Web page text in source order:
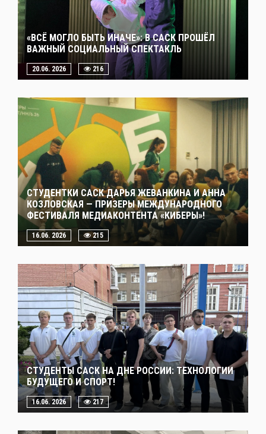
«ВСЁ МОГЛО БЫТЬ ИНАЧЕ»: В САСК ПРОШЁЛ
ВАЖНЫЙ СОЦИАЛЬНЫЙ СПЕКТАКЛЬ
20.06. 2026 216
СТУДЕНТКИ САСК ДАРЬЯ ЖЕВАНКИНА И АННА
КОЗЛОВСКАЯ — ПРИЗЕРЫ МЕЖДУНАРОДНОГО
ФЕСТИВАЛЯ МЕДИАКОНТЕНТА «КИБЕРЫ»!
16.06. 2026 215
СТУДЕНТЫ САСК НА ДНЕ РОССИИ: ТЕХНОЛОГИИ
БУДУЩЕГО И СПОРТ!
16.06. 2026 217